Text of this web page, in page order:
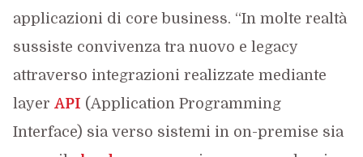
applicazioni di core business. “In molte realtà
sussiste convivenza tra nuovo e legacy
attraverso integrazioni realizzate mediante
layer API (Application Programming
Interface) sia verso sistemi in on-premise sia